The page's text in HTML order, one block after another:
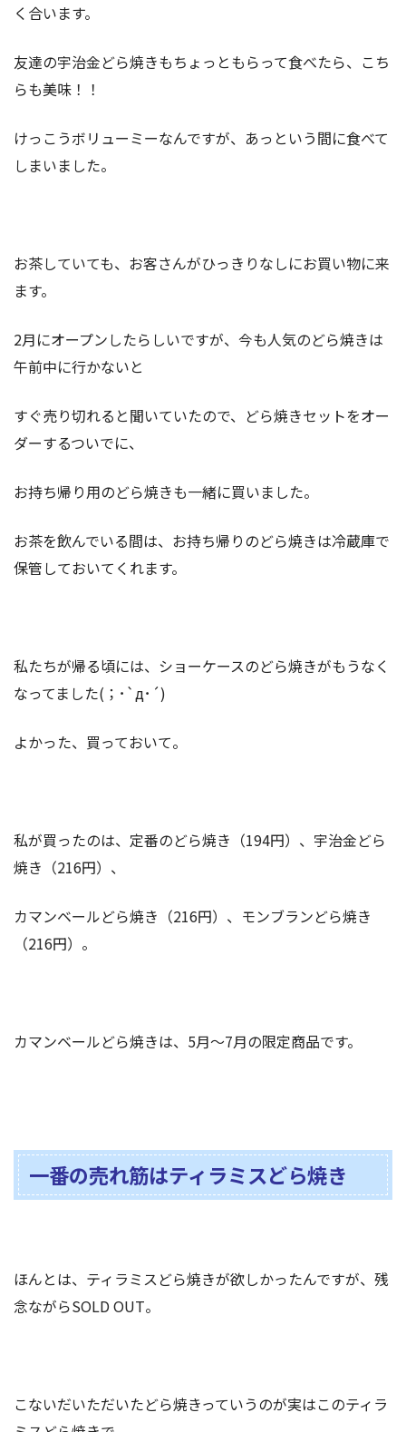
く合います。
友達の宇治金どら焼きもちょっともらって食べたら、こち
らも美味！！
けっこうボリューミーなんですが、あっという間に食べて
しまいました。
お茶していても、お客さんがひっきりなしにお買い物に来
ます。
2月にオープンしたらしいですが、今も人気のどら焼きは
午前中に行かないと
すぐ売り切れると聞いていたので、どら焼きセットをオー
ダーするついでに、
お持ち帰り用のどら焼きも一緒に買いました。
お茶を飲んでいる間は、お持ち帰りのどら焼きは冷蔵庫で
保管しておいてくれます。
私たちが帰る頃には、ショーケースのどら焼きがもうなく
なってました(；･`д･´)
よかった、買っておいて。
私が買ったのは、定番のどら焼き（194円）、宇治金どら
焼き（216円）、
カマンベールどら焼き（216円）、モンブランどら焼き
（216円）。
カマンベールどら焼きは、5月〜7月の限定商品です。
一番の売れ筋はティラミスどら焼き
ほんとは、ティラミスどら焼きが欲しかったんですが、残
念ながらSOLD OUT。
こないだいただいたどら焼きっていうのが実はこのティラ